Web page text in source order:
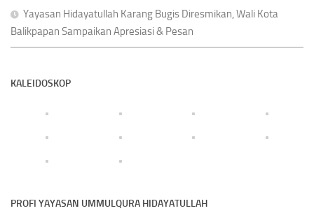
Yayasan Hidayatullah Karang Bugis Diresmikan, Wali Kota
Balikpapan Sampaikan Apresiasi & Pesan
KALEIDOSKOP
PROFI YAYASAN UMMULQURA HIDAYATULLAH